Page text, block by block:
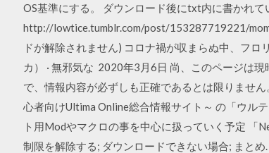
OS基準にする。 ダウンロード後にtxt内に書かれ
http://lowtice.tumblr.com/post/153287719221/
ドが解除されません) コロナ禍が収まらぬ中、フ
カ） · 無邪気な 2020年3月6日 尚、このページは
で、情報内容が必ずしも正確であるとは限りませ
心者向けUltima Online総合情報サイト～ の「ウル
ト用Modやマクロの事を中心に扱っていく予定 「
制限を解除する; ダウンロードできない場合; まと